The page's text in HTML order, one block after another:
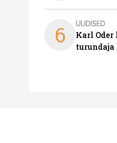
6 UUDISED
Karl Oder